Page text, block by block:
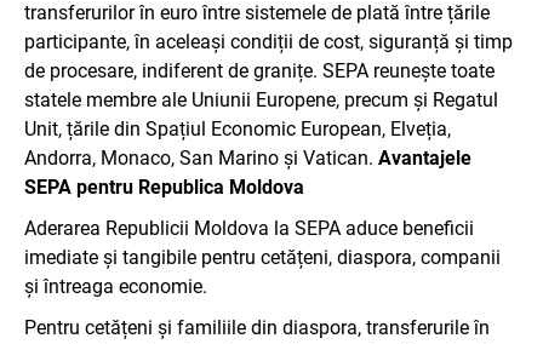
transferurilor în euro între sistemele de plată între țările
participante, în aceleași condiții de cost, siguranță și timp
de procesare, indiferent de granițe. SEPA reunește toate
statele membre ale Uniunii Europene, precum și Regatul
Unit, țările din Spațiul Economic European, Elveția,
Andorra, Monaco, San Marino și Vatican. Avantajele
SEPA pentru Republica Moldova
Aderarea Republicii Moldova la SEPA aduce beneficii
imediate și tangibile pentru cetățeni, diaspora, companii
și întreaga economie.
Pentru cetățeni și familiile din diaspora, transferurile în